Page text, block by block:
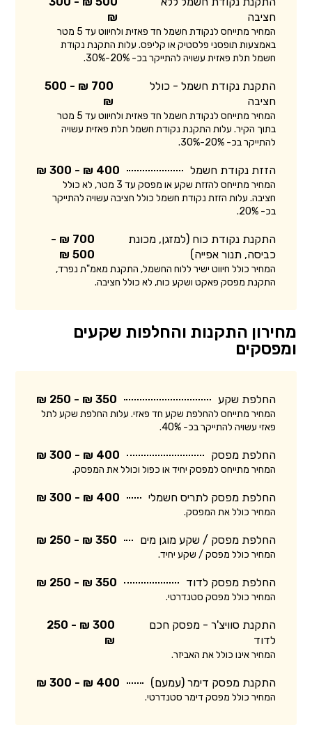
חציבה
₪
המחיר מתייחס לנקודת חשמל חד פאזית ולחיווט עד 5 מטר
באמצעות תופסני פלסטיק או קליפס. עלות התקנת נקודת
חשמל תלת פאזית עשויה להתייקר בכ- 20%-30%.
התקנת נקודת חשמל - כולל
חציבה
700 ₪ - 500
₪
המחיר מתייחס לנקודת חשמל חד פאזית ולחיווט עד 5 מטר
בתוך הקיר. עלות התקנת נקודת חשמל תלת פאזית עשויה
להתייקר בכ- 20%-30%.
הזזת נקודת חשמל 400 ₪ - 300 ₪
המחיר מתייחס להזזת שקע או מפסק עד 3 מטר, לא כולל
חציבה. עלות הזזת נקודת חשמל כולל חציבה עשויה להתייקר
בכ- 20%.
התקנת נקודת כוח (למזגן, מכונת
כביסה, תנור אפייה)
700 ₪ -
500 ₪
המחיר כולל חיווט ישיר ללוח החשמל, התקנת מאמ"ת נפרד,
התקנת מפסק פאקט ושקע כוח, לא כולל חציבה.
מחירון התקנות והחלפות שקעים
ומפסקים
החלפת שקע 350 ₪ - 250 ₪
המחיר מתייחס להחלפת שקע חד פאזי. עלות החלפת שקע לתל
פאזי עשויה להתייקר בכ- 40%.
החלפת מפסק 400 ₪ - 300 ₪
המחיר מתייחס למפסק יחיד או כפול וכולל את המפסק.
החלפת מפסק לתריס חשמלי 400 ₪ - 300 ₪
המחיר כולל את המפסק.
החלפת מפסק / שקע מוגן מים 350 ₪ - 250 ₪
המחיר כולל מפסק / שקע יחיד.
החלפת מפסק לדוד 350 ₪ - 250 ₪
המחיר כולל מפסק סטנדרטי.
התקנת סוויצ'ר - מפסק חכם
לדוד
300 ₪ - 250
₪
המחיר אינו כולל את האביזר.
התקנת מפסק דימר (עמעם) 400 ₪ - 300 ₪
המחיר כולל מפסק דימר סטנדרטי.